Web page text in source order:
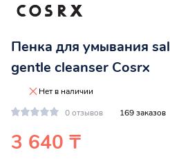
Пенка для умывания
gentle cleanser Cosrx
Нет в наличии
0 отзывов
169 заказов
3 640 ₸